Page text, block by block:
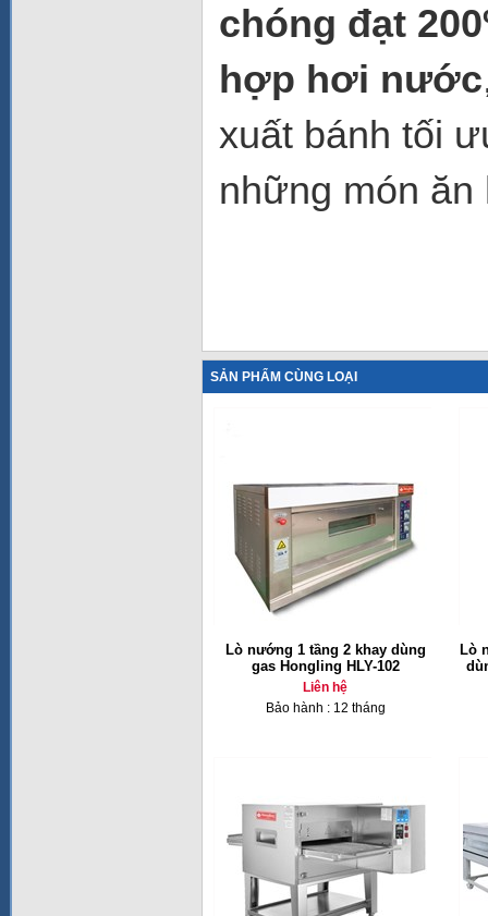
chóng đạt
hợp hơi nước
xuất bánh tối
những món
SẢN PHẨM CÙNG LOẠI
Lò nướng 1 tầng 2 khay dùng
gas Hongling HLY-102
Liên hệ
Bảo hành : 12 tháng
Lò